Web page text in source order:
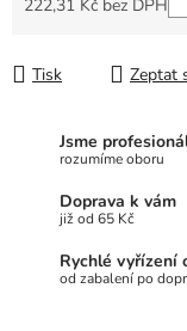
222,31 Kč bez DPH
Tisk Zeptat
Jsme
rozumíme oboru
Doprava k vám
již od 65 Kč
Rychlé vyřízení
od zabalení po